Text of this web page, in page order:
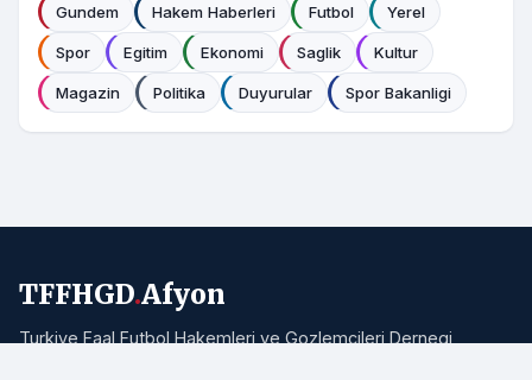
Gundem Hakem Haberleri Futbol Yerel
Spor Egitim Ekonomi Saglik Kultur
Magazin Politika Duyurular Spor Bakanligi
TFFHGD.Afyon
Turkiye Faal Futbol Hakemleri ve Gozlemcileri Dernegi